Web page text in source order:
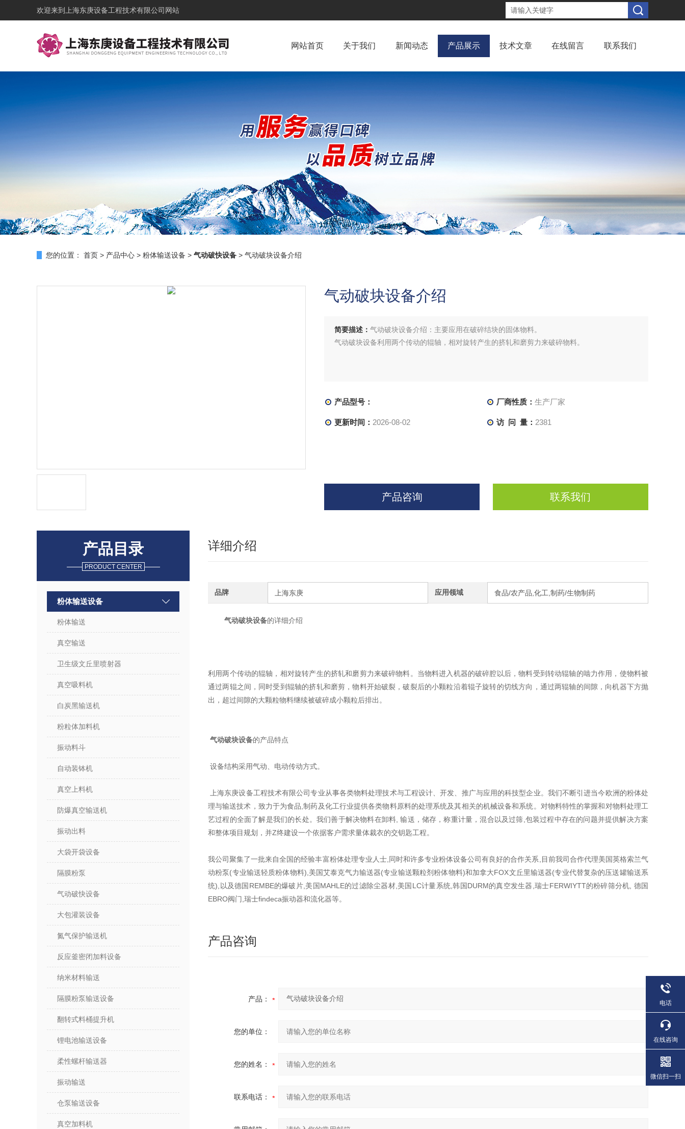
欢迎来到 上海东庚设备工程技术有限公司网站
网站首页 关于我们 新闻动态 产品展示 技术文章 在线留言 联系我们
您的位置： 首页 > 产品中心 > 粉体输送设备 > 气动破快设备 > 气动破块设备介绍
气动破块设备介绍
简要描述： 气动破块设备介绍：主要应用在破碎结块的固体物料。
气动破块设备利用两个传动的辊轴，相对旋转产生的挤轧和磨剪力来破碎物料。
产品型号： 厂商性质： 生产厂家
更新时间： 2026-08-02 访 问 量： 2381
产品咨询 联系我们
详细介绍
品牌 上海东庚 应用领域 食品/农产品,化工,制药/生物制药
气动破块设备的详细介绍
利用两个传动的辊轴，相对旋转产生的挤轧和磨剪力来破碎物料。当物料进入机器的破碎腔以后，物料受到转动辊轴的啮力作用，使物料被
通过两辊之间，同时受到辊轴的挤轧和磨剪，物料开始破裂，破裂后的小颗粒沿着辊子旋转的切线方向，通过两辊轴的间隙，向机器下方抛
出，超过间隙的大颗粒物料继续被破碎成小颗粒后排出。
气动破块设备的产品特点
设备结构采用气动、电动传动方式。
上海东庚设备工程技术有限公司专业从事各类物料处理技术与工程设计、开发、推广与应用的科技型企业。我们不断引进当今欧洲的粉体处
理与输送技术，致力于为食品,制药及化工行业提供各类物料原料的处理系统及其相关的机械设备和系统。对物料特性的掌握和对物料处理工
艺过程的全面了解是我们的长处。我们善于解决物料在卸料, 输送，储存，称重计量，混合以及过筛,包装过程中存在的问题并提供解决方案
和整体项目规划，并Z终建设一个依据客户需求量体裁衣的交钥匙工程。
我公司聚集了一批来自全国的经验丰富粉体处理专业人士,同时和许多专业粉体设备公司有良好的合作关系,目前我司合作代理美国英格索兰气
动粉泵(专业输送轻质粉体物料),美国艾泰克气力输送器(专业输送颗粒剂粉体物料)和加拿大FOX文丘里输送器(专业代替复杂的压送罐输送系
统),以及德国REMBE的爆破片,美国MAHLE的过滤除尘器材,美国LC计量系统,韩国DURM的真空发生器,瑞士FERWIYTT的粉碎筛分机, 德国
EBRO阀门,瑞士findeca振动器和流化器等。
产品咨询
产品：
您的单位：
您的姓名：
联系电话：
产品目录
PRODUCT CENTER
粉体输送设备
粉体输送
真空输送
卫生级文丘里喷射器
真空吸料机
白炭黑输送机
粉粒体加料机
振动料斗
自动装钵机
真空上料机
防爆真空输送机
振动出料
大袋开袋设备
隔膜粉泵
气动破快设备
大包灌装设备
氮气保护输送机
反应釜密闭加料设备
纳米材料输送
隔膜粉泵输送设备
翻转式料桶提升机
锂电池输送设备
柔性螺杆输送器
振动输送
仓泵输送设备
真空加料机
电话
在线咨询
微信扫一扫